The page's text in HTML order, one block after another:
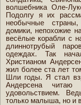
волшебника Оле-
Подолгу я их
необычные страны,
домики, непохожие
весёлые корабли с
длиннотрубый
одеждах. Так
Христианом
жил более ста лет
Шли годы. Я стал
Андерсена
удовольствием.
только малыша, но и